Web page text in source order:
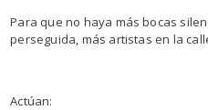
Para que no haya más bocas
perseguida, más artistas en la
Actúan: